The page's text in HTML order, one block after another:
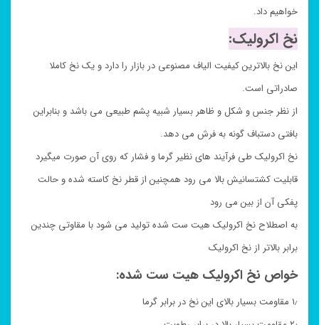
خواهیم داد.
نخ اکرولیک:
این نخ بالاترین کیفیت الیاف مصنوعی در بازار را دارد و یک نخ کاملا
صادراتی است.
از نظر جنس و شکل و ظاهر بسیار شبیه پشم طبیعی می باشد و بنابراین
بافتی دستباف گونه به فرش می دهد.
نخ اکرولیک طی فرآیند های نظیر گرما و فشار که روی آن صورت میگیرد
قابلیت کشتسانیش بالا می رود همچنین از قطر نخ کاسته شده و حالت
پفکی آن از بین می رود
به اصطلاح نخ اکرولیک هیت ست شده تولید می شود با مقاوتی چندین
برابر بالاتر از نخ اکرولیک
خواص نخ اکرولیک هیت ست شده:
۱٫ مقاومت بسیار بالای این نخ در برابر گرما